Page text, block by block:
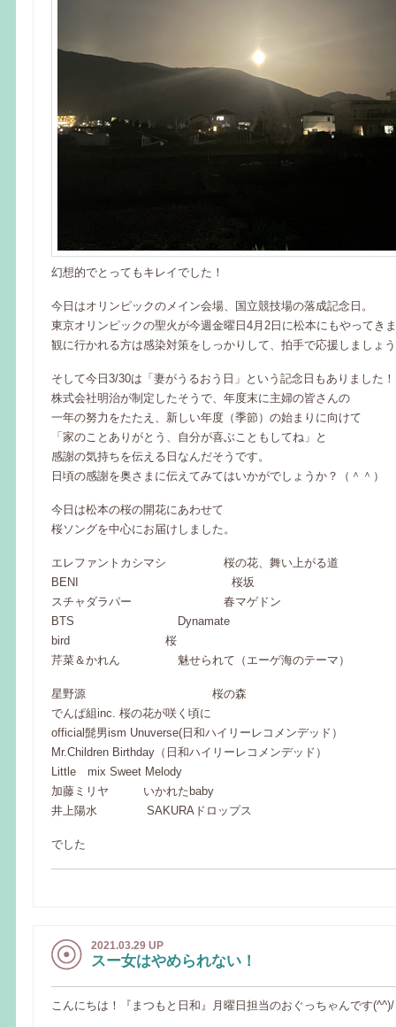
幻想的でとってもキレイでした！
今日はオリンピックのメイン会場、国立競技場の落成記念日。
東京オリンピックの聖火が今週金曜日4月2日に松本にもやってき
観に行かれる方は感染対策をしっかりして、拍手で応援しましょ
そして今日3/30は「妻がうるおう日」という記念日もありました！
株式会社明治が制定したそうで、年度末に主婦の皆さんの
一年の努力をたたえ、新しい年度（季節）の始まりに向けて
「家のことありがとう、自分が喜ぶこともしてね」と
感謝の気持ちを伝える日なんだそうです。
日頃の感謝を奥さまに伝えてみてはいかがでしょうか？（＾＾）
今日は松本の桜の開花にあわせて
桜ソングを中心にお届けしました。
エレファントカシマシ 桜の花、舞い上がる道
BENI 桜坂
スチャダラパー 春マゲドン
BTS Dynamate
bird 桜
芹菜＆かれん 魅せられて（エーゲ海のテーマ）
星野源 桜の森
でんぱ組inc. 桜の花が咲く頃に
official髭男ism Unuverse(日和ハイリーレコメンデッド）
Mr.Children Birthday（日和ハイリーレコメンデッド）
Little mix Sweet Melody
加藤ミリヤ いかれたbaby
井上陽水 SAKURAドロップス
でした
2021.03.29 UP
スー女はやめられない！
こんにちは！『まつもと日和』月曜日担当のおぐっちゃんです(^^)/